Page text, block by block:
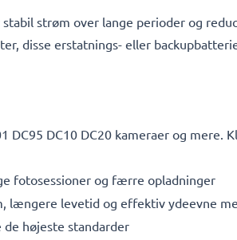
strøm over lange perioder og
disse erstatnings- eller
DC95 DC10 DC20 kameraer og
fotosessioner og færre opladninger
længere levetid og effektiv ydeevne
højeste standarder